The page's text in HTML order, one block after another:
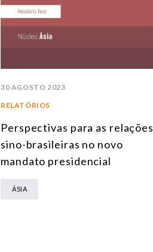
30 AGOSTO 2023
RELATÓRIOS
Perspectivas para as relações
sino-brasileiras no novo
mandato presidencial
ÁSIA